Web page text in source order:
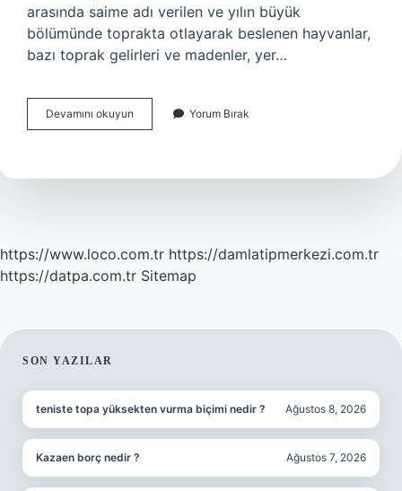
arasında saime adı verilen ve yılın büyük
bölümünde toprakta otlayarak beslenen hayvanlar,
bazı toprak gelirleri ve madenler, yer…
Devamını okuyun
Serbest
Yorum Bırak
https://www.loco.com.tr https://damlatipmerkezi.com.tr
https://datpa.com.tr Sitemap
SIDEBAR
SON YAZILAR
teniste topa yüksekten vurma biçimi nedir ? Ağustos 8, 2026
Kazaen borç nedir ? Ağustos 7, 2026